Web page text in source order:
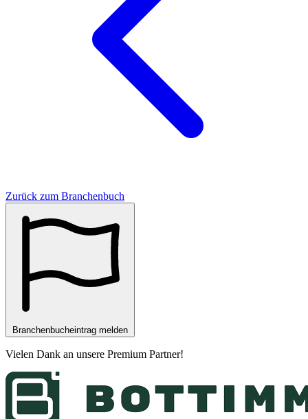
Zurück zum Branchenbuch
Branchenbucheintrag melden
Vielen Dank an unsere Premium Partner!